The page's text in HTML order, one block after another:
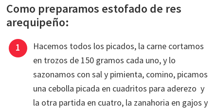
Como preparamos estofado de res
arequipeño:
Hacemos todos los picados, la carne cortamos
en trozos de 150 gramos cada uno, y lo
sazonamos con sal y pimienta, comino, picamos
una cebolla picada en cuadritos para aderezo y
la otra partida en cuatro, la zanahoria en gajos y